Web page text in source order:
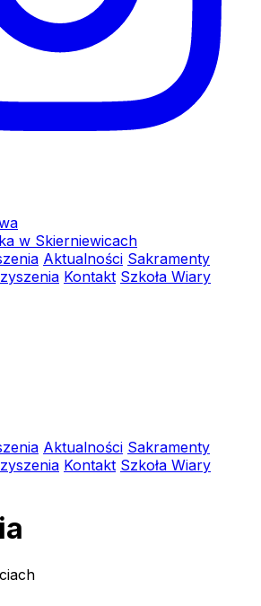
w Skierniewicach
Aktualności Sakramenty
Kontakt Szkoła Wiary
Aktualności Sakramenty
Kontakt Szkoła Wiary